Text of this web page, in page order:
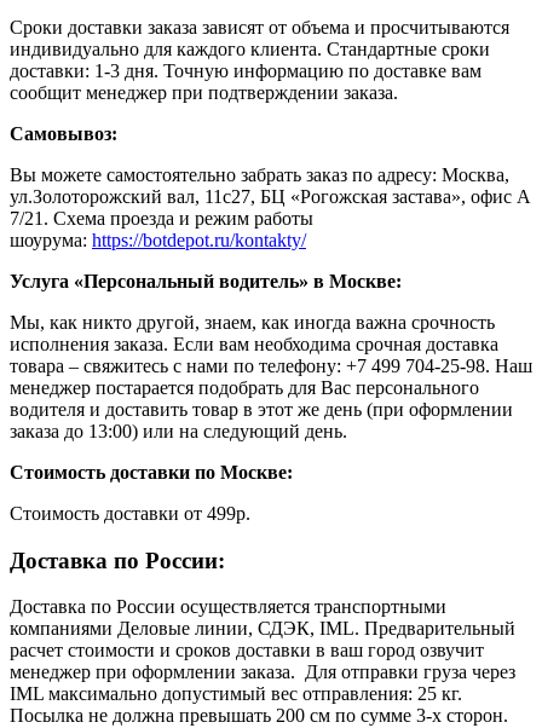
Сроки доставки заказа зависят от объема и просчитываются
индивидуально для каждого клиента. Стандартные сроки
доставки: 1-3 дня. Точную информацию по доставке вам
сообщит менеджер при подтверждении заказа.
Самовывоз:
Вы можете самостоятельно забрать заказ по адресу: Москва,
ул.Золоторожский вал, 11с27, БЦ «Рогожская застава», офис А
7/21. Схема проезда и режим работы
шоурума: https://botdepot.ru/kontakty/
Услуга «Персональный водитель» в Москве:
Мы, как никто другой, знаем, как иногда важна срочность
исполнения заказа. Если вам необходима срочная доставка
товара – свяжитесь с нами по телефону: +7 499 704-25-98. Наш
менеджер постарается подобрать для Вас персонального
водителя и доставить товар в этот же день (при оформлении
заказа до 13:00) или на следующий день.
Стоимость доставки по Москве:
Cтоимость доставки от 499р.
Доставка по России:
Доставка по России осуществляется транспортными
компаниями Деловые линии, СДЭК, IML. Предварительный
расчет стоимости и сроков доставки в ваш город озвучит
менеджер при оформлении заказа. Для отправки груза через
IML максимально допустимый вес отправления: 25 кг.
Посылка не должна превышать 200 см по сумме 3-х сторон.